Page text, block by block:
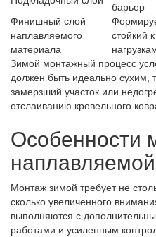
барьер
Финишный слой
наплавляемого
материала
стойкий
Зимой монтажный процесс
должен быть идеально
замерзший участок или
отслаиванию кровельного
Особенности
Монтаж зимой требует не
сколько увеличенного
выполняются с
работами и усиленным